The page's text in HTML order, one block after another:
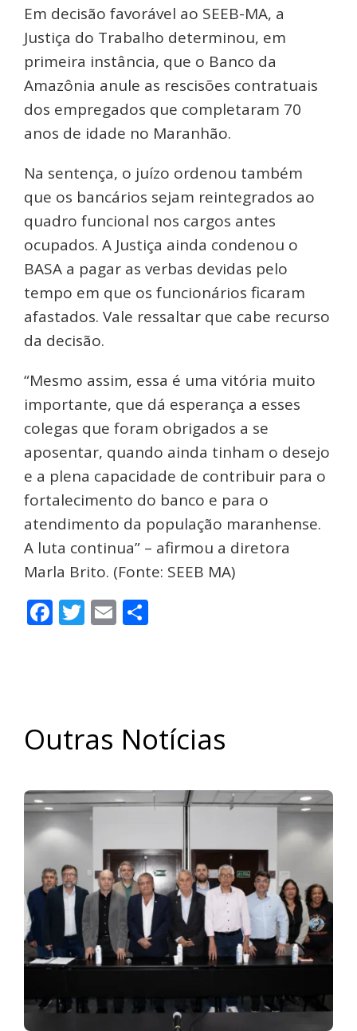
Em decisão favorável ao SEEB-MA, a
Justiça do Trabalho determinou, em
primeira instância, que o Banco da
Amazônia anule as rescisões contratuais
dos empregados que completaram 70
anos de idade no Maranhão.
Na sentença, o juízo ordenou também
que os bancários sejam reintegrados ao
quadro funcional nos cargos antes
ocupados. A Justiça ainda condenou o
BASA a pagar as verbas devidas pelo
tempo em que os funcionários ficaram
afastados. Vale ressaltar que cabe recurso
da decisão.
“Mesmo assim, essa é uma vitória muito
importante, que dá esperança a esses
colegas que foram obrigados a se
aposentar, quando ainda tinham o desejo
e a plena capacidade de contribuir para o
fortalecimento do banco e para o
atendimento da população maranhense.
A luta continua” – afirmou a diretora
Marla Brito. (Fonte: SEEB MA)
Facebook
Twitter
Email
Outras Notícias